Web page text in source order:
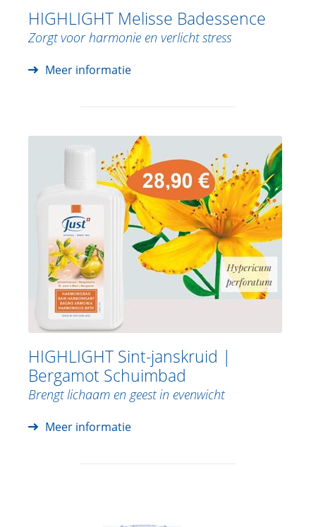
HIGHLIGHT Melisse Badessence
Zorgt voor harmonie en verlicht stress
Meer informatie
HIGHLIGHT Sint-janskruid |
Bergamot Schuimbad
Brengt lichaam en geest in evenwicht
Meer informatie